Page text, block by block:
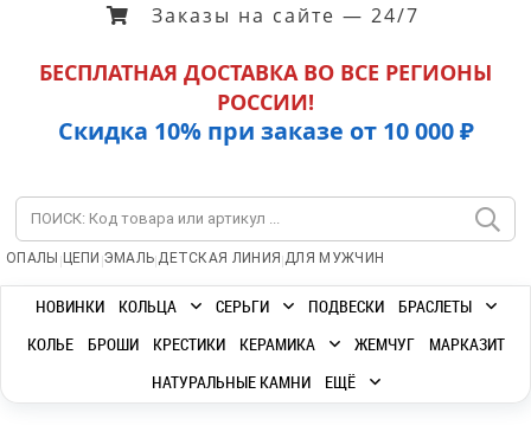
Заказы на сайте — 24/7
БЕСПЛАТНАЯ ДОСТАВКА ВО ВСЕ РЕГИОНЫ
РОССИИ!
Скидка 10% при заказе от 10 000 ₽
ОПАЛЫ | ЦЕПИ |ЭМАЛЬ|ДЕТСКАЯ ЛИНИЯ |ДЛЯ МУЖЧИН
НОВИНКИ КОЛЬЦА СЕРЬГИ ПОДВЕСКИ
БРАСЛЕТЫ
КОЛЬЕ
БРОШИ КРЕСТИКИ КЕРАМИКА ЖЕМЧУГ
МАРКАЗИТ
НАТУРАЛЬНЫЕ КАМНИ
ЕЩЁ